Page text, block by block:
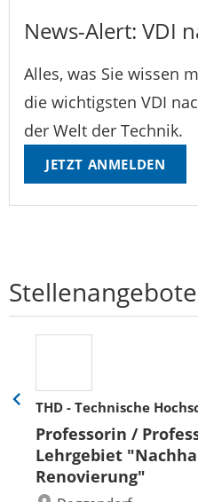
News-Alert: VDI
Alles, was Sie wissen
die wichtigsten VDI
der Welt der Technik.
JETZT ANMELDEN
Stellenangebote
THD - Technische
Professorin /
Lehrgebiet
Renovierung"
Eine
zurück